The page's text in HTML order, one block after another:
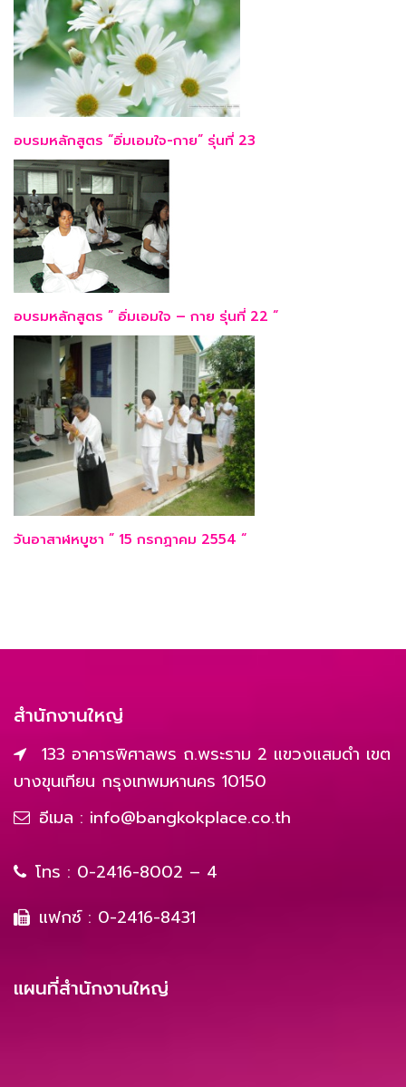
อบรมหลักสูตร “อิ่มเอมใจ-กาย” รุ่นที่ 23
อบรมหลักสูตร ” อิ่มเอมใจ – กาย รุ่นที่ 22 “
วันอาสาฬหบูชา ” 15 กรกฏาคม 2554 “
สำนักงานใหญ่
133 อาคารพิศาลพร ถ.พระราม 2 แขวงแสมดำ เขต
บางขุนเทียน กรุงเทพมหานคร 10150
อีเมล : info@bangkokplace.co.th
โทร : 0-2416-8002 – 4
แฟกซ์ : 0-2416-8431
แผนที่สำนักงานใหญ่